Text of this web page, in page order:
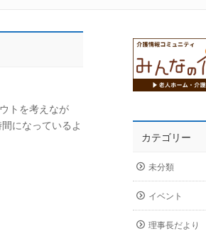
トを考えなが
になっているよ
カテゴリー
未分類
イベント
理事長だより